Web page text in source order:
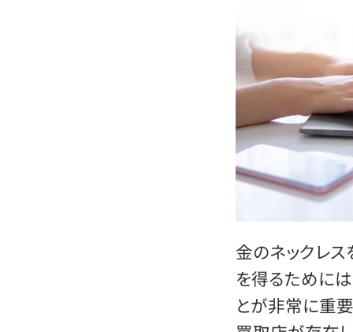
金のネックレ
を得るために
とが非常に重要